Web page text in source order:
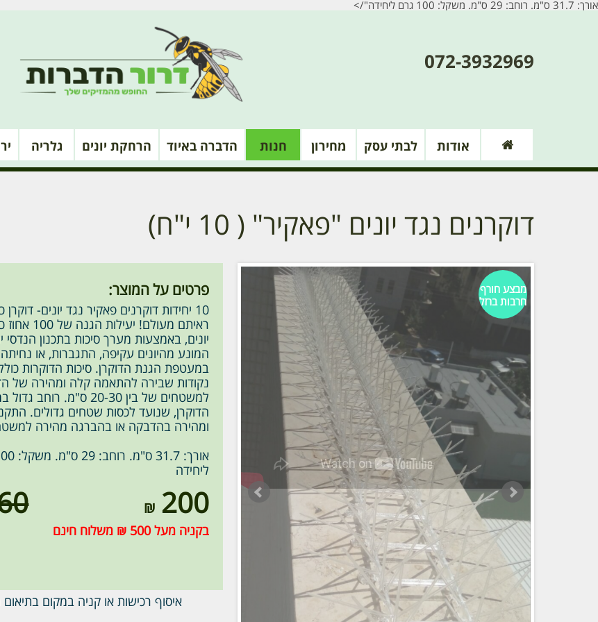
אורך: 31.7 ס"מ. רוחב: 29 ס"מ. משקל: 100 גרם ליחידה"/>
072-3932969
אודות לבתי עסק מחירון חנות הדברה באיוד הרחקת יונים גלריה
דוקרנים נגד יונים "פאקיר" ( 10 י"ח)
מבצע חורף
חרבות ברזל
פרטים על המוצר:
10 יחידות דוקרנים פאקיר נגד יונים-
ראיתם מעולם! יעילות
יונים, באמצעות מערך סיכות בתכנון הנדסי
המונע מהיונים עקיפה, התגברות, או נחיתה
במעטפת הגנת הדוקרן. סיכות הדוקרות
נקודות שבירה להתאמה קלה ומהירה של
למשטחים של בין 20-30 ס"מ.
הדוקרן, שנועד לכסות שטחים גדולים.
ומהירה בהדבקה או בהברגה מהירה
ליחידה
200
בקניה מעל 500 ₪ משלוח חינם
איסוף רכישות או קניה במקום